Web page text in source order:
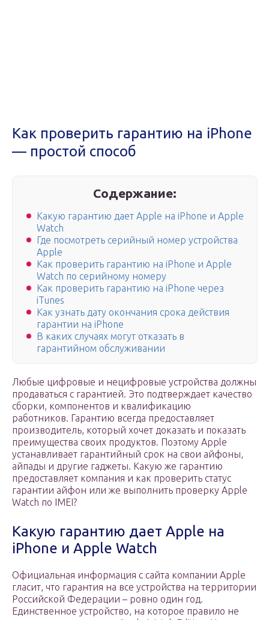
Как проверить гарантию на iPhone
— простой способ
Содержание:
Какую гарантию дает Apple на iPhone и Apple
Watch
Где посмотреть серийный номер устройства
Apple
Как проверить гарантию на iPhone и Apple
Watch по серийному номеру
Как проверить гарантию на iPhone через
iTunes
Как узнать дату окончания срока действия
гарантии на iPhone
В каких случаях могут отказать в
гарантийном обслуживании
Любые цифровые и нецифровые устройства должны
продаваться с гарантией. Это подтверждает качество
сборки, компонентов и квалификацию
работников. Гарантию всегда предоставляет
производитель, который хочет доказать и показать
преимущества своих продуктов. Поэтому Apple
устанавливает гарантийный срок на свои айфоны,
айпады и другие гаджеты. Какую же гарантию
предоставляет компания и как проверить статус
гарантии айфон или же выполнить проверку Apple
Watch по IMEI?
Какую гарантию дает Apple на
iPhone и Apple Watch
Официальная информация с сайта компании Apple
гласит, что гарантия на все устройства на территории
Российской Федерации – ровно один год.
Единственное устройство, на которое правило не